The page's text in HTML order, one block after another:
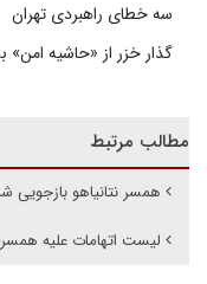
سه خطای راهبردی تهران
گذار خزر از «حاشیه امن»
مطالب مرتبط
همسر نتانیاهو بازجویی
لیست اتهامات علیه همسر نتانیاهو